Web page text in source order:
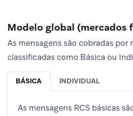
Modelo global (mercados
As mensagens são cobradas por
classificadas como Básica ou
BÁSICA INDIVIDUAL
As mensagens RCS básicas